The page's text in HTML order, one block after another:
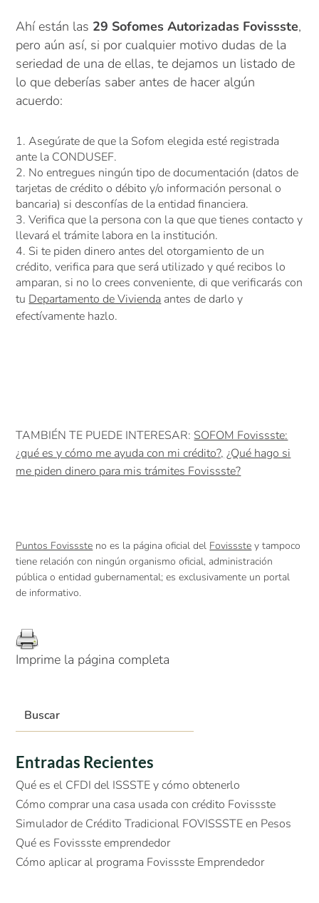
Ahí están las 29 Sofomes Autorizadas Fovissste,
pero aún así, si por cualquier motivo dudas de la
seriedad de una de ellas, te dejamos un listado de
lo que deberías saber antes de hacer algún
acuerdo:
Asegúrate de que la Sofom elegida esté registrada
ante la CONDUSEF.
No entregues ningún tipo de documentación (datos de
tarjetas de crédito o débito y/o información personal o
bancaria) si desconfías de la entidad financiera.
Verifica que la persona con la que que tienes contacto y
llevará el trámite labora en la institución.
Si te piden dinero antes del otorgamiento de un
crédito, verifica para que será utilizado y qué recibos lo
amparan, si no lo crees conveniente, di que verificarás con
tu Departamento de Vivienda antes de darlo y
efectívamente hazlo.
TAMBIÉN TE PUEDE INTERESAR: SOFOM Fovissste:
¿qué es y cómo me ayuda con mi crédito?, ¿Qué hago si
me piden dinero para mis trámites Fovissste?
Puntos Fovissste no es la página oficial del Fovissste y tampoco
tiene relación con ningún organismo oficial, administración
pública o entidad gubernamental; es exclusivamente un portal
de informativo.
Imprime la página completa
Entradas Recientes
Qué es el CFDI del ISSSTE y cómo obtenerlo
Cómo comprar una casa usada con crédito Fovissste
Simulador de Crédito Tradicional FOVISSSTE en Pesos
Qué es Fovissste emprendedor
Cómo aplicar al programa Fovissste Emprendedor